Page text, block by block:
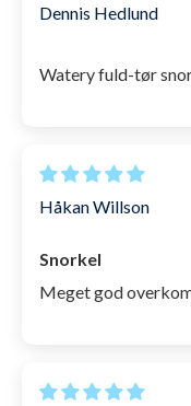
munden
Er testet og
Med Watery
oplevelser med
Dennis Hedlund
Watery fuld-tør
Håkan Willson
Snorkel
Meget god